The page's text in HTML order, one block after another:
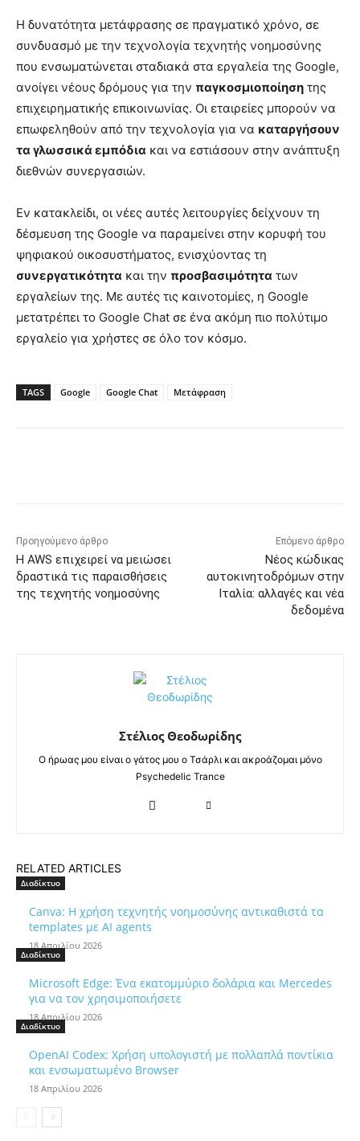
Η δυνατότητα μετάφρασης σε πραγματικό χρόνο, σε
συνδυασμό με την τεχνολογία τεχνητής νοημοσύνης
που ενσωματώνεται σταδιακά στα εργαλεία της Google,
ανοίγει νέους δρόμους για την παγκοσμιοποίηση της
επιχειρηματικής επικοινωνίας. Οι εταιρείες μπορούν να
επωφεληθούν από την τεχνολογία για να καταργήσουν
τα γλωσσικά εμπόδια και να εστιάσουν στην ανάπτυξη
διεθνών συνεργασιών.
Εν κατακλείδι, οι νέες αυτές λειτουργίες δείχνουν τη
δέσμευση της Google να παραμείνει στην κορυφή του
ψηφιακού οικοσυστήματος, ενισχύοντας τη
συνεργατικότητα και την προσβασιμότητα των
εργαλείων της. Με αυτές τις καινοτομίες, η Google
μετατρέπει το Google Chat σε ένα ακόμη πιο πολύτιμο
εργαλείο για χρήστες σε όλο τον κόσμο.
TAGS Google Google Chat Μετάφραση
Προηγούμενο άρθρο
Η AWS επιχειρεί να μειώσει
δραστικά τις παραισθήσεις
της τεχνητής νοημοσύνης
Επόμενο άρθρο
Νέος κώδικας
αυτοκινητοδρόμων στην
Ιταλία: αλλαγές και νέα
δεδομένα
Στέλιος Θεοδωρίδης
Ο ήρωας μου είναι ο γάτος μου ο Τσάρλι και ακροάζομαι μόνο
Psychedelic Trance
RELATED ARTICLES
Διαδίκτυο
Canva: Η χρήση τεχνητής νοημοσύνης αντικαθιστά τα
templates με AI agents
18 Απριλίου 2026
Διαδίκτυο
Microsoft Edge: Ένα εκατομμύριο δολάρια και Mercedes
για να τον χρησιμοποιήσετε
18 Απριλίου 2026
Διαδίκτυο
OpenAI Codex: Χρήση υπολογιστή με πολλαπλά ποντίκια
και ενσωματωμένο Browser
18 Απριλίου 2026